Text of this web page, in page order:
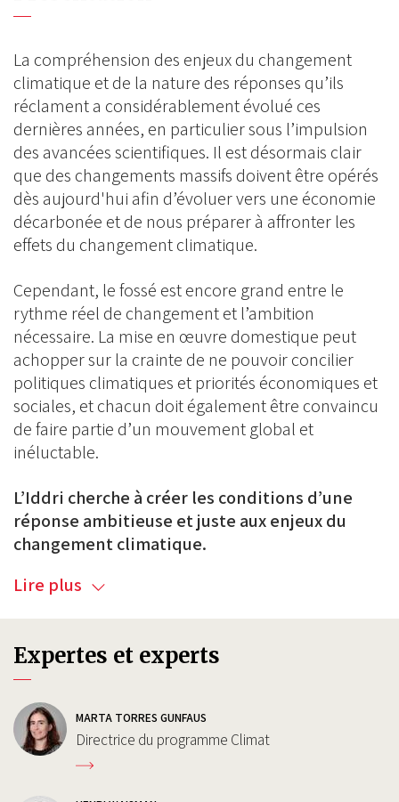
La compréhension des enjeux du changement
climatique et de la nature des réponses qu’ils
réclament a considérablement évolué ces
dernières années, en particulier sous l’impulsion
des avancées scientifiques. Il est désormais clair
que des changements massifs doivent être opérés
dès aujourd'hui afin d’évoluer vers une économie
décarbonée et de nous préparer à affronter les
effets du changement climatique.
Cependant, le fossé est encore grand entre le
rythme réel de changement et l’ambition
nécessaire. La mise en œuvre domestique peut
achopper sur la crainte de ne pouvoir concilier
politiques climatiques et priorités économiques et
sociales, et chacun doit également être convaincu
de faire partie d’un mouvement global et
inéluctable.
L’Iddri cherche à créer les conditions d’une
réponse ambitieuse et juste aux enjeux du
changement climatique.
Lire plus
Expertes et experts
MARTA TORRES GUNFAUS
Directrice du programme Climat